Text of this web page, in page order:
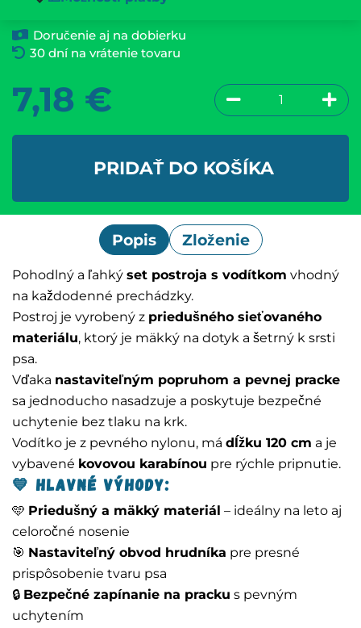
Doručenie aj na dobierku
30 dní na vrátenie tovaru
7,18 €
PRIDAŤ DO KOŠÍKA
Popis Zloženie
Pohodlný a ľahký set postroja s vodítkom vhodný
na každodenné prechádzky.
Postroj je vyrobený z priedušného sieťovaného
materiálu, ktorý je mäkký na dotyk a šetrný k srsti
psa.
Vďaka nastaviteľným popruhom a pevnej pracke
sa jednoducho nasadzuje a poskytuje bezpečné
uchytenie bez tlaku na krk.
Vodítko je z pevného nylonu, má dĺžku 120 cm a je
vybavené kovovou karabínou pre rýchle pripnutie.
💙Hlavné výhody:
🩵 Priedušný a mäkký materiál – ideálny na leto aj
celoročné nosenie
🎯 Nastaviteľný obvod hrudníka pre presné
prispôsobenie tvaru psa
🔒 Bezpečné zapínanie na pracku s pevným
uchytením